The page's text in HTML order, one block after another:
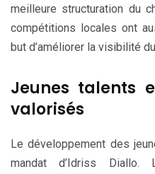
meilleure structuration du
compétitions locales ont
but d’améliorer la visibilité
Jeunes talents
valorisés
Le développement des
mandat d’Idriss